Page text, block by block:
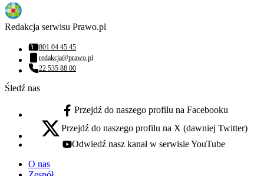
Redakcja serwisu Prawo.pl
Numer telefonu:
801 04 45 45
Adres email:
redakcja@prawo.pl
Numer telefonu:
22 535 88 00
Śledź nas
facebook - otwiera się w nowej karcie
Przejdź do naszego profilu na Facebooku
x - otwiera się w nowej karcie
Przejdź do naszego profilu na X (dawniej Twitter)
youtube - otwiera się w nowej karcie
Odwiedź nasz kanał w serwisie YouTube
O nas